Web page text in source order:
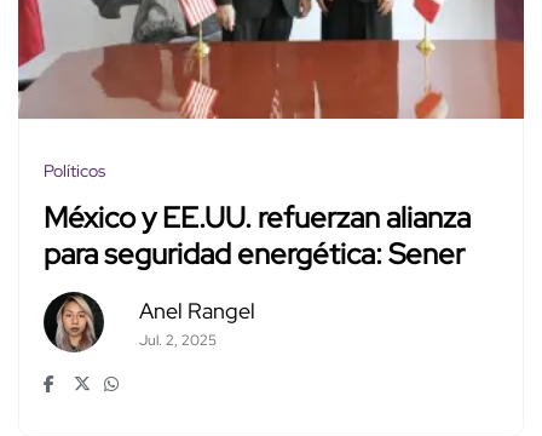
Políticos
México y EE.UU. refuerzan alianza
para seguridad energética: Sener
Anel Rangel
Jul. 2, 2025